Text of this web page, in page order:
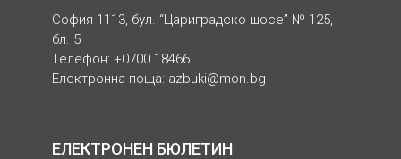
София 1113, бул. “Цариградско шосе” № 125,
бл. 5
Телефон: +0700 18466
Електронна поща: azbuki@mon.bg
ЕЛЕКТРОНЕН БЮЛЕТИН